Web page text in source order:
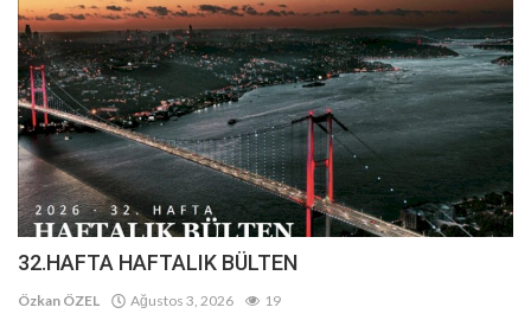
32.HAFTA HAFTALIK BÜLTEN
Özkan ÖZEL Ağustos 3, 2026 19